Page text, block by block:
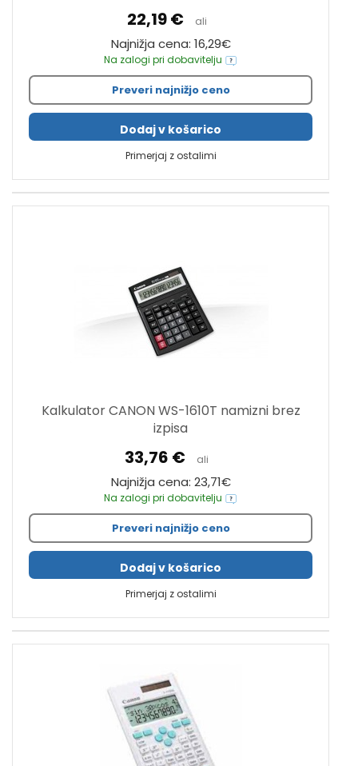
22,19 € ali
Najnižja cena: 16,29€
Na zalogi pri dobavitelju
Preveri najnižjo ceno
Dodaj v košarico
Primerjaj z ostalimi
Kalkulator CANON WS-1610T namizni brez
izpisa
33,76 € ali
Najnižja cena: 23,71€
Na zalogi pri dobavitelju
Preveri najnižjo ceno
Dodaj v košarico
Primerjaj z ostalimi